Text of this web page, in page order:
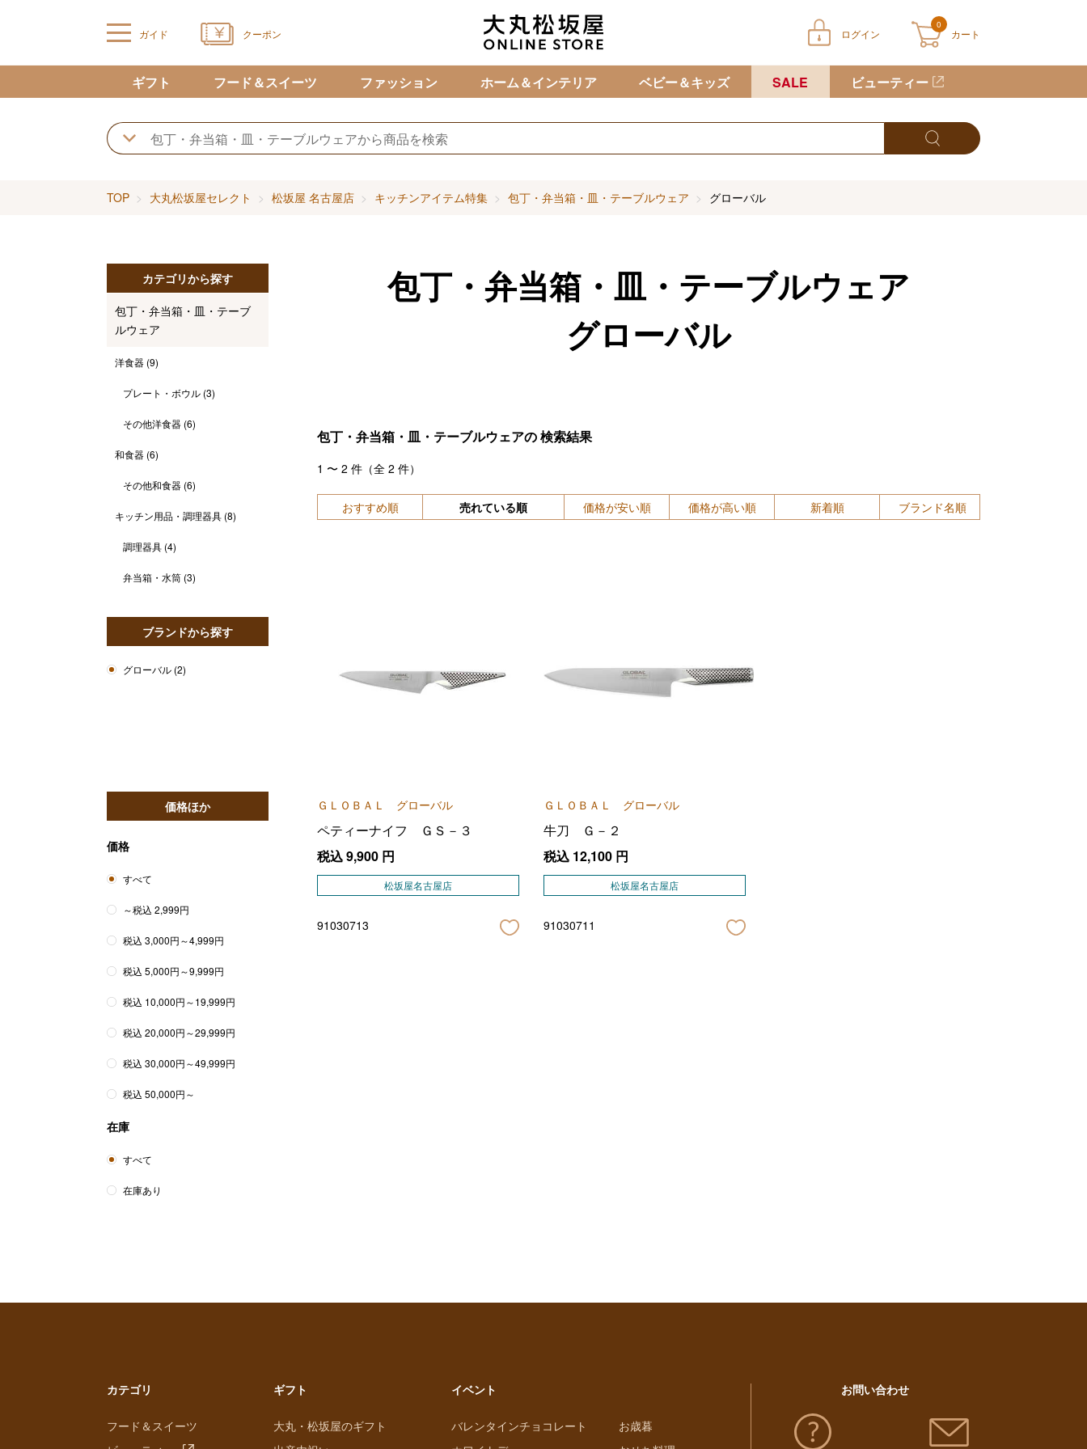
ガイド クーポン ログイン
0
カート
カートに商品が入っていません
ギフト フード＆スイーツ ファッション ホーム＆インテリア ベビー＆キッズ SALE ビューティー
TOP 大丸松坂屋セレクト 松坂屋 名古屋店 キッチンアイテム特集 包丁・弁当箱・皿・テーブルウェア グローバル
包丁・弁当箱・皿・テーブルウェア
グローバル
包丁・弁当箱・皿・テーブルウェアの検索結果
1 〜 2 件（全 2 件）
おすすめ順 売れている順 価格が安い順 価格が高い順 新着順 ブランド名順
ＧＬＯＢＡＬ グローバル
ペティーナイフ ＧＳ－３
税込9,900 円
松坂屋名古屋店
91030713
ＧＬＯＢＡＬ グローバル
牛刀 Ｇ－２
税込 12,100 円
松坂屋名古屋店
91030711
カテゴリから探す
包丁・弁当箱・皿・テーブ
ルウェア
洋食器 (9)
プレート・ボウル (3)
その他洋食器 (6)
和食器 (6)
その他和食器 (6)
キッチン用品・調理器具 (8)
調理器具 (4)
弁当箱・水筒 (3)
ブランドから探す
グローバル (2)
価格ほか
価格
すべて
～税込 2,999円
税込 3,000円～4,999円
税込 5,000円～9,999円
税込 10,000円～19,999円
税込 20,000円～29,999円
税込 30,000円～49,999円
税込 50,000円～
在庫
すべて
在庫あり
カテゴリ
フード＆スイーツ
ギフト
大丸・松坂屋のギフト
イベント
バレンタインチョコレート
お歳暮
お問い合わせ